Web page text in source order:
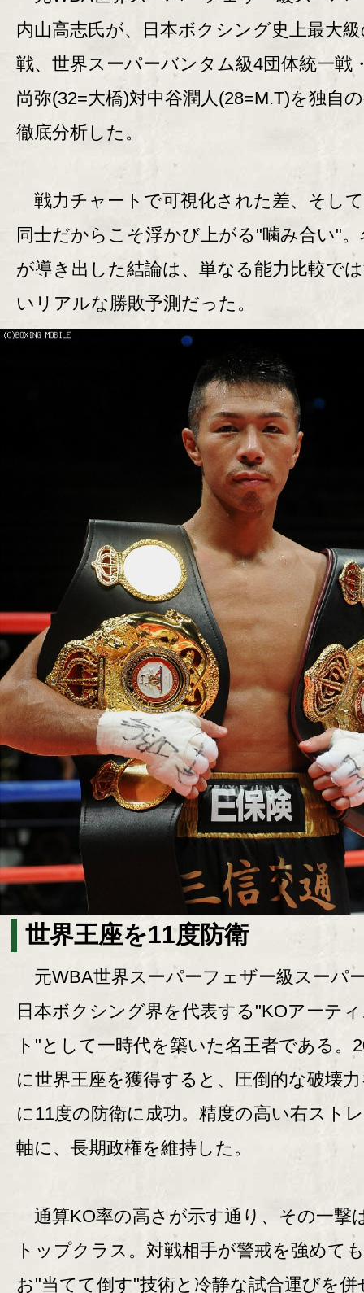
内山高志氏が、日本ボクシング史上最大
戦、世界スーパーバンタム級4団体統一戦
尚弥(32=大橋)対中谷潤人(28=M.T)を独自
徹底分析した。
戦力チャートで可視化された差、そし
同士だからこそ浮かび上がる"噛み合い"。
が導き出した結論は、単なる能力比較で
いリアルな勝敗予測だった。
世界王座を11度防衛
元WBA世界スーパーフェザー級スーパ
日本ボクシング界を代表する"KOアーテ
ト"として一時代を築いた名王者である。
に世界王座を獲得すると、圧倒的な破壊
に11度の防衛に成功。精度の高い右スト
軸に、長期政権を維持した。
通算KO率の高さが示す通り、その一撃
トップクラス。対戦相手が警戒を強めて
お"当てて倒す"技術と冷静な試合運びを併